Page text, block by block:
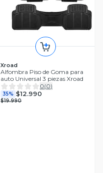
Xroad
Alfombra Piso de Goma para
auto Universal 3 piezas Xroad
0(0)
35% $12.990
$19.990